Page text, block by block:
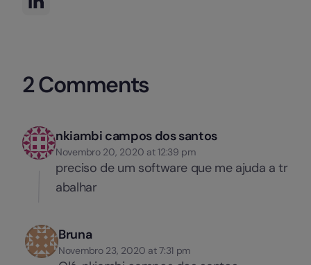
2 Comments
nkiambi campos dos santos
Novembro 20, 2020 at 12:39 pm
preciso de um software que me ajuda a tr
abalhar
Bruna
Novembro 23, 2020 at 7:31 pm